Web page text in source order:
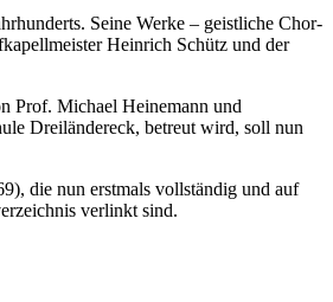
Seine Werke – geistliche Chor-
Heinrich Schütz und der
Prof. Michael Heinemann und
Dreiländereck, betreut wird, soll nun
die nun erstmals vollständig und auf
verlinkt sind.